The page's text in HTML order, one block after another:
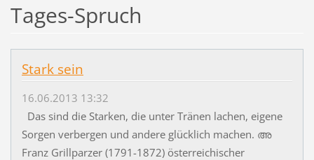
Tages-Spruch
Stark sein
16.06.2013 13:32
Das sind die Starken, die unter Tränen lachen, eigene
Sorgen verbergen und andere glücklich machen. അ
Franz Grillparzer (1791-1872) österreichischer